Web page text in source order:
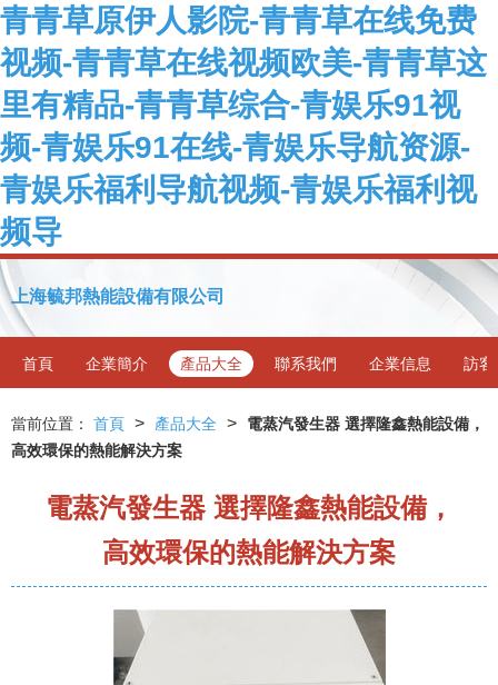
青青草原伊人影院-青青草在线免费
视频-青青草在线视频欧美-青青草这
里有精品-青青草综合-青娱乐91视
频-青娱乐91在线-青娱乐导航资源-
青娱乐福利导航视频-青娱乐福利视
频导
上海毓邦熱能設備有限公司
首頁 企業簡介 產品大全 聯系我們 企業信息 訪客
當前位置： 首頁 > 產品大全 >
電蒸汽發生器 選擇隆鑫熱能設備，
高效環保的熱能解決方案
電蒸汽發生器 選擇隆鑫熱能設備，
高效環保的熱能解決方案